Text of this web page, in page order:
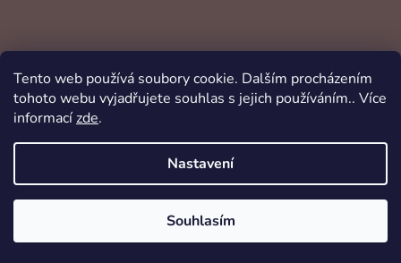
Tento web používá soubory cookie. Dalším procházením
tohoto webu vyjadřujete souhlas s jejich používáním.. Více
informacízde.
Nastavení
Souhlasím
Akce Novinky Oblíbené Přihlášení
Vytvořil Shoptet
Copyright 2026Sambaby